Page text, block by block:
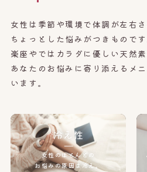
女性は季節や環境で体調が左右
ちょっとした悩みがつきものです
楽座やではカラダに優しい天然
あなたのお悩みに寄り添えるメ
います。
冷え性
女性のほとんどの
お悩みの原因は冷え。